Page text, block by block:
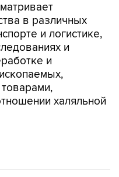
в различных
и логистике,
и
и
халяльной